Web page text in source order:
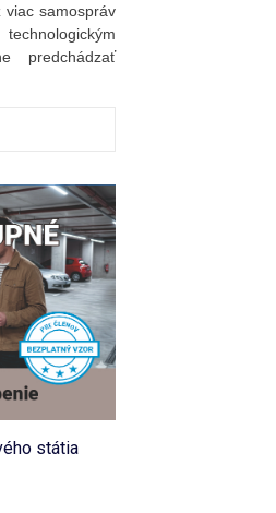
viac samospráv
predchádzať
státia